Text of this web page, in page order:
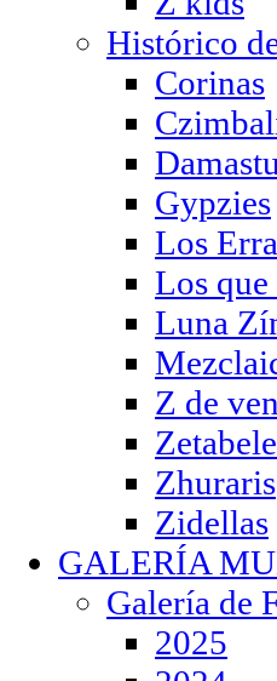
Histórico
Corinas
Gypzies
Los
Los que
Luna
Z de
Zhuraris
Zidellas
GALERÍA
Galería de
2025